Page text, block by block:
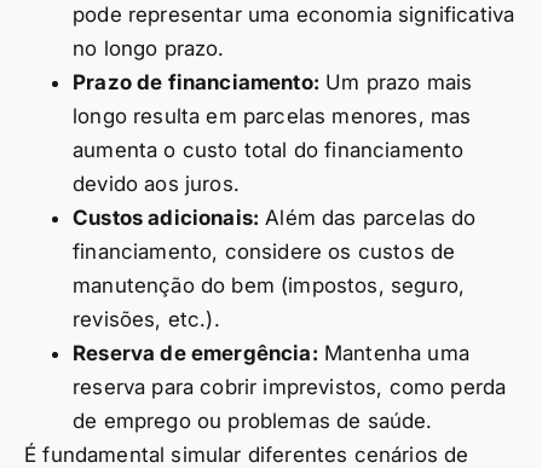
pode representar uma economia significativa
no longo prazo.
Prazo de financiamento: Um prazo mais
longo resulta em parcelas menores, mas
aumenta o custo total do financiamento
devido aos juros.
Custos adicionais: Além das parcelas do
financiamento, considere os custos de
manutenção do bem (impostos, seguro,
revisões, etc.).
Reserva de emergência: Mantenha uma
reserva para cobrir imprevistos, como perda
de emprego ou problemas de saúde.
É fundamental simular diferentes cenários de